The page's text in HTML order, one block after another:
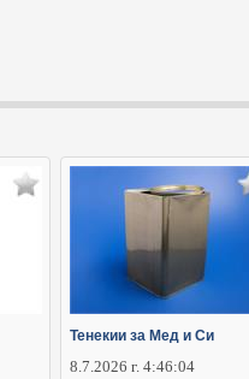
Тенекии за Мед и Си
8.7.2026 г. 4:46:04